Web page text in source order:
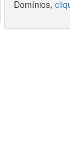
Domínios,